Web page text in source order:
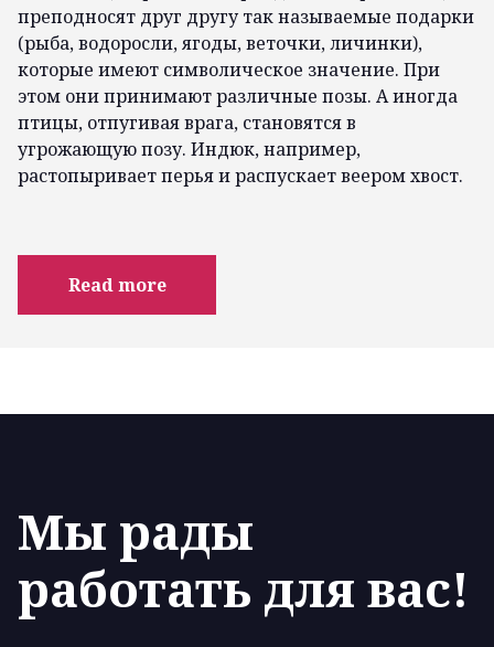
преподносят друг другу так называемые подарки
(рыба, водоросли, ягоды, веточки, личинки),
которые имеют символическое значение. При
этом они принимают различные позы. А иногда
птицы, отпугивая врага, становятся в
угрожающую позу. Индюк, например,
растопыривает перья и распускает веером хвост.
Read more
Мы рады
работать для вас!